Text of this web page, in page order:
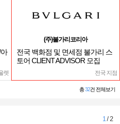
렛
(주)불가리코리아
전국 백화점 및 면세점 불가리 스
토어 CLIENT ADVISOR 모집
전국 지점
총32건 전체보기
1/ 2